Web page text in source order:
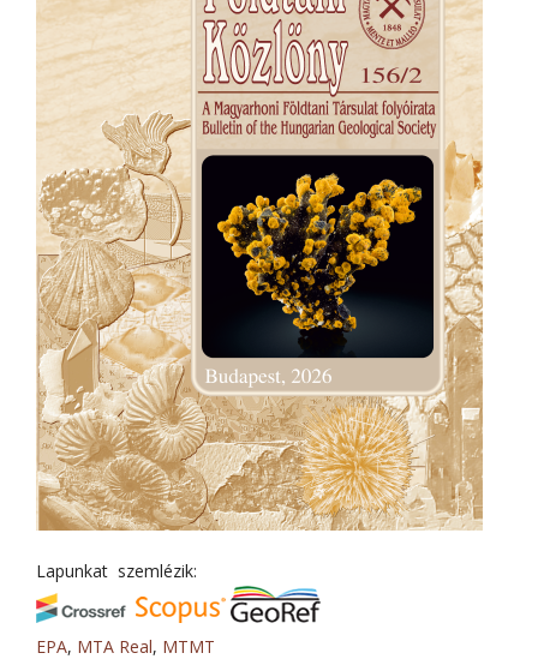
Lapunkat szemlézik:
EPA, MTA Real, MTMT